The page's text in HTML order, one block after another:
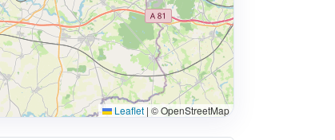
Leaflet | © OpenStreetMap